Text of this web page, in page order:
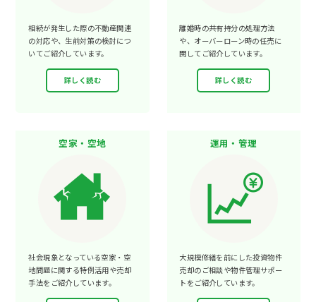
相続が発生した際の不動産関連
の対応や、生前対策の検討につ
いてご紹介しています。
詳しく読む
離婚時の共有持分の処理方法
や、オーバーローン時の任売に
関してご紹介しています。
詳しく読む
空家・空地
社会現象となっている空家・空
地問題に関する特例活用や売却
手法をご紹介しています。
運用・管理
大規模修繕を前にした投資物件
売却のご相談や物件管理サポー
トをご紹介しています。